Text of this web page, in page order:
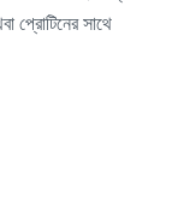
প্রোটিনের সাথে